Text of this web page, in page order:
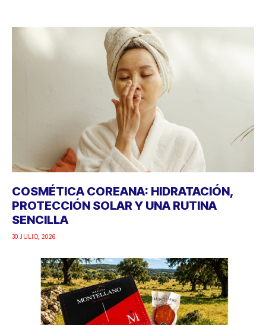
COSMÉTICA COREANA: HIDRATACIÓN,
PROTECCIÓN SOLAR Y UNA RUTINA
SENCILLA
30 JULIO, 2026